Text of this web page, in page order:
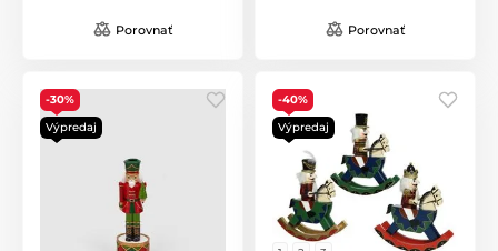
Porovnať Porovnať
-30%
Výpredaj
-40%
Výpredaj